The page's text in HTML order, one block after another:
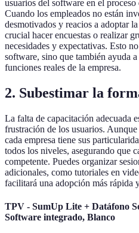
usuarios del software en el
Cuando los empleados no están
desmotivados y reacios a adoptar
crucial hacer encuestas o realizar
necesidades y expectativas. Esto
software, sino que también ayuda
funciones reales de la empresa.
2. Subestimar la
La falta de capacitación adecuada
frustración de los usuarios.
cada empresa tiene sus
todos los niveles, asegurando que
competente. Puedes organizar
adicionales, como tutoriales en
facilitará una adopción más rápida
TPV - SumUp Lite + Datáfono
Software integrado, Blanco